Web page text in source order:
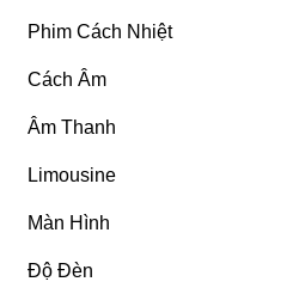
Phim Cách Nhiệt
Cách Âm
Âm Thanh
Limousine
Màn Hình
Độ Đèn